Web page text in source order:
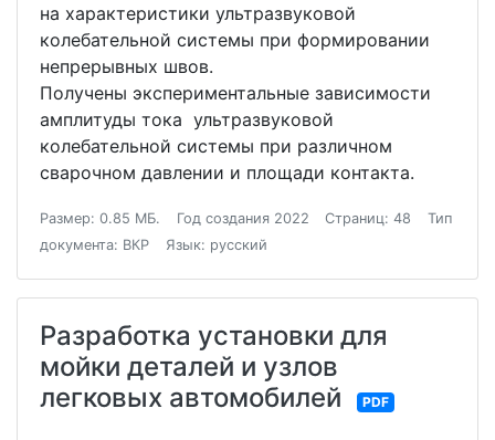
на характеристики ультразвуковой
колебательной системы при формировании
непрерывных швов.
Получены экспериментальные зависимости
амплитуды тока ультразвуковой
колебательной системы при различном
сварочном давлении и площади контакта.
Размер: 0.85 МБ. Год создания 2022 Страниц: 48
Тип
документа: ВКР
Язык: русский
Разработка установки для
мойки деталей и узлов
легковых автомобилей
PDF